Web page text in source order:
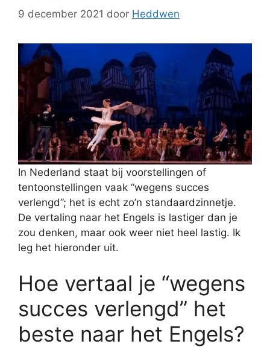
9 december 2021 door Heddwen
In Nederland staat bij voorstellingen of
tentoonstellingen vaak “wegens succes
verlengd”; het is echt zo’n standaardzinnetje.
De vertaling naar het Engels is lastiger dan je
zou denken, maar ook weer niet heel lastig. Ik
leg het hieronder uit.
Hoe vertaal je “wegens
succes verlengd” het
beste naar het Engels?